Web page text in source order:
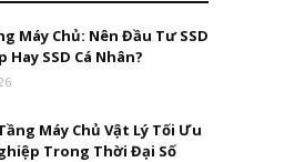
Máy Chủ: Nên Đầu Tư SSD
SSD Cá Nhân?
Máy Chủ Vật Lý Tối Ưu
Trong Thời Đại Số